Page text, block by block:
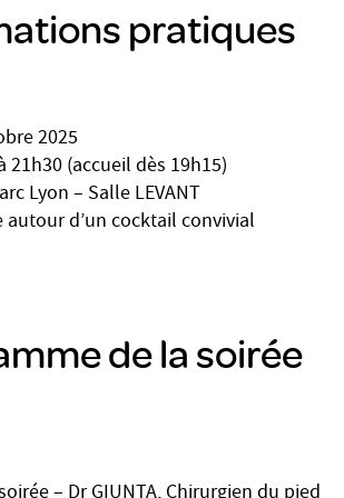
pratiques
2025
21h30 (accueil dès 19h15)
Lyon – Salle LEVANT
d’un cocktail convivial
de la soirée